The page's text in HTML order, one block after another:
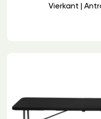
Vierkant |